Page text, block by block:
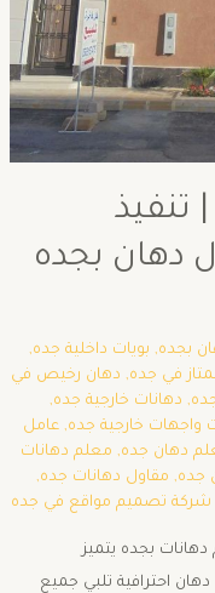
تنفيذ
دهان بجده
بجده, بويات داخلية جده,
في جده, دهان رخيص في
, دهانات خارجية جده,
واجهات خارجية جده, عامل
دهان جده, معلم دهانات
جده, مقاول دهانات جده,
شركة تصميم مواقع في جده
بجده يتميز
دهان احترافية تلبي جميع